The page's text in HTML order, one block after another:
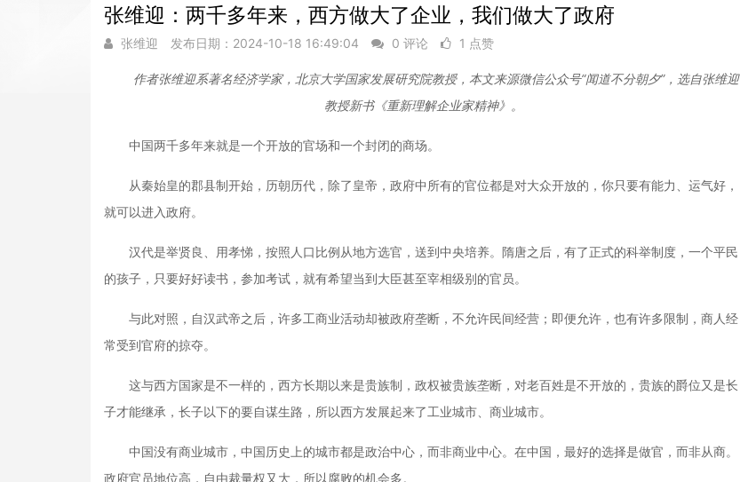
张维迎：两千多年来，西方做大了企业，我们做大了政府
张维迎 发布日期：2024-10-18 16:49:04 0 评论 1 点赞
作者张维迎系著名经济学家，北京大学国家发展研究院教授，本文来源微信公众号“闻道不分朝夕”，选自张维迎
教授新书《重新理解企业家精神》。
中国两千多年来就是一个开放的官场和一个封闭的商场。
从秦始皇的郡县制开始，历朝历代，除了皇帝，政府中所有的官位都是对大众开放的，你只要有能力、运气好，
就可以进入政府。
汉代是举贤良、用孝悌，按照人口比例从地方选官，送到中央培养。隋唐之后，有了正式的科举制度，一个平民
的孩子，只要好好读书，参加考试，就有希望当到大臣甚至宰相级别的官员。
与此对照，自汉武帝之后，许多工商业活动却被政府垄断，不允许民间经营；即便允许，也有许多限制，商人经
常受到官府的掠夺。
这与西方国家是不一样的，西方长期以来是贵族制，政权被贵族垄断，对老百姓是不开放的，贵族的爵位又是长
子才能继承，长子以下的要自谋生路，所以西方发展起来了工业城市、商业城市。
中国没有商业城市，中国历史上的城市都是政治中心，而非商业中心。在中国，最好的选择是做官，而非从商。
政府官员地位高，自由裁量权又大，所以腐败的机会多。